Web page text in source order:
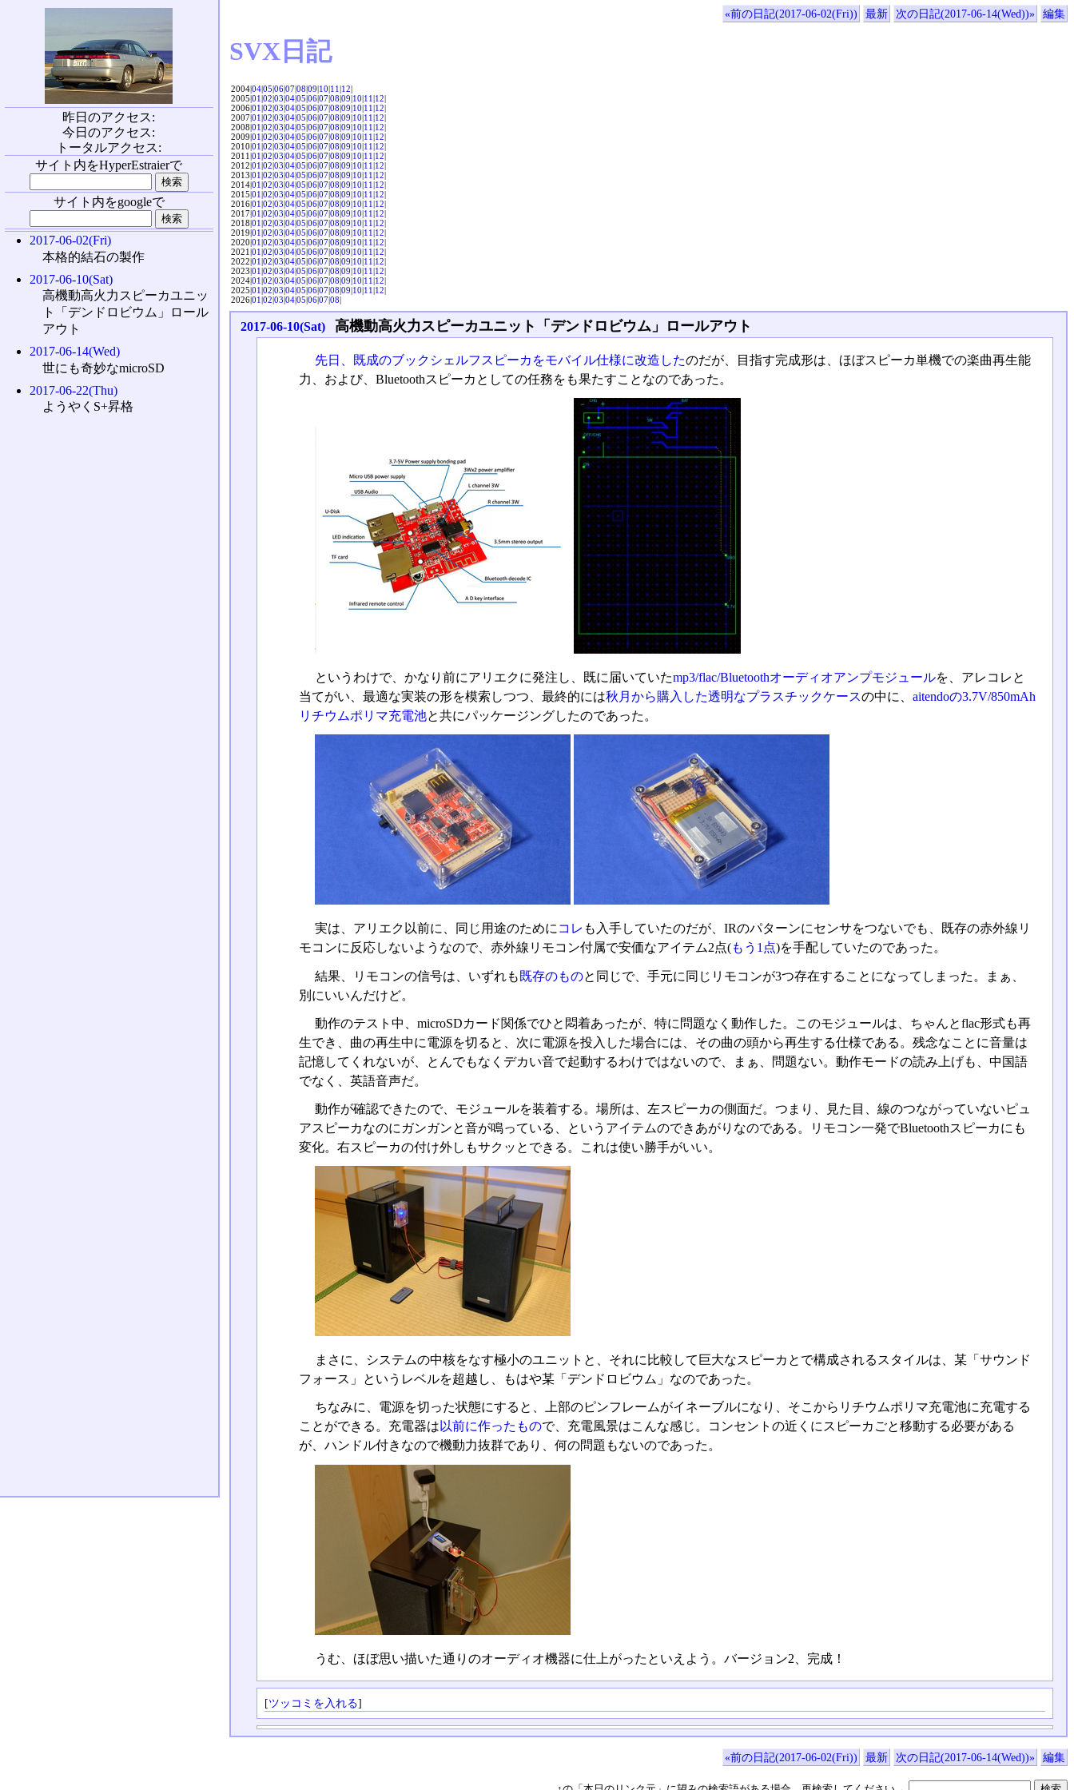
«前の日記(2017-06-02(Fri)) 最新 次の日記(2017-06-14(Wed))» 編集
SVX日記
2004|04|05|06|07|08|09|10|11|12|
2005|01|02|03|04|05|06|07|08|09|10|11|12|
2006|01|02|03|04|05|06|07|08|09|10|11|12|
2007|01|02|03|04|05|06|07|08|09|10|11|12|
2008|01|02|03|04|05|06|07|08|09|10|11|12|
2009|01|02|03|04|05|06|07|08|09|10|11|12|
2010|01|02|03|04|05|06|07|08|09|10|11|12|
2011|01|02|03|04|05|06|07|08|09|10|11|12|
2012|01|02|03|04|05|06|07|08|09|10|11|12|
2013|01|02|03|04|05|06|07|08|09|10|11|12|
2014|01|02|03|04|05|06|07|08|09|10|11|12|
2015|01|02|03|04|05|06|07|08|09|10|11|12|
2016|01|02|03|04|05|06|07|08|09|10|11|12|
2017|01|02|03|04|05|06|07|08|09|10|11|12|
2018|01|02|03|04|05|06|07|08|09|10|11|12|
2019|01|02|03|04|05|06|07|08|09|10|11|12|
2020|01|02|03|04|05|06|07|08|09|10|11|12|
2021|01|02|03|04|05|06|07|08|09|10|11|12|
2022|01|02|03|04|05|06|07|08|09|10|11|12|
2023|01|02|03|04|05|06|07|08|09|10|11|12|
2024|01|02|03|04|05|06|07|08|09|10|11|12|
2025|01|02|03|04|05|06|07|08|09|10|11|12|
2026|01|02|03|04|05|06|07|08|
2017-06-10(Sat) 高機動高火力スピーカユニット「デンドロビウム」ロールアウト
先日、既成のブックシェルフスピーカをモバイル仕様に改造したのだが、目指す完成形は、ほぼスピーカ単機での楽曲再生能
力、および、Bluetoothスピーカとしての任務をも果たすことなのであった。
というわけで、かなり前にアリエクに発注し、既に届いていたmp3/flac/Bluetoothオーディオアンプモジュールを、アレコレと
当てがい、最適な実装の形を模索しつつ、最終的には秋月から購入した透明なプラスチックケースの中に、 aitendoの3.7V/850mAh
リチウムポリマ充電池と共にパッケージングしたのであった。
実は、アリエク以前に、同じ用途のために コレ も入手していたのだが、IRのパターンにセンサをつないでも、既存の赤外線リ
モコンに反応しないようなので、赤外線リモコン付属で安価なアイテム2点(もう1点)を手配していたのであった。
結果、リモコンの信号は、いずれも 既存のものと同じで、手元に同じリモコンが3つ存在することになってしまった。まぁ、
別にいいんだけど。
動作のテスト中、microSDカード関係でひと悶着あったが、特に問題なく動作した。このモジュールは、ちゃんとflac形式も再
生でき、曲の再生中に電源を切ると、次に電源を投入した場合には、その曲の頭から再生する仕様である。残念なことに音量は
記憶してくれないが、とんでもなくデカい音で起動するわけではないので、まぁ、問題ない。動作モードの読み上げも、中国語
でなく、英語音声だ。
動作が確認できたので、モジュールを装着する。場所は、左スピーカの側面だ。つまり、見た目、線のつながっていないピュ
アスピーカなのにガンガンと音が鳴っている、というアイテムのできあがりなのである。リモコン一発でBluetoothスピーカにも
変化。右スピーカの付け外しもサクッとできる。これは使い勝手がいい。
まさに、システムの中核をなす極小のユニットと、それに比較して巨大なスピーカとで構成されるスタイルは、某「サウンド
フォース」というレベルを超越し、もはや某「デンドロビウム」なのであった。
ちなみに、電源を切った状態にすると、上部のピンフレームがイネーブルになり、そこからリチウムポリマ充電池に充電する
ことができる。充電器は以前に作ったもので、充電風景はこんな感じ。コンセントの近くにスピーカごと移動する必要がある
が、ハンドル付きなので機動力抜群であり、何の問題もないのであった。
うむ、ほぼ思い描いた通りのオーディオ機器に仕上がったといえよう。バージョン2、完成！
[ツッコミを入れる]
«前の日記(2017-06-02(Fri)) 最新 次の日記(2017-06-14(Wed))» 編集
昨日のアクセス:
今日のアクセス:
トータルアクセス:
サイト内をHyperEstraierで
サイト内をgoogleで
2017-06-02(Fri)
本格的結石の製作
2017-06-10(Sat)
高機動高火力スピーカユニッ
ト「デンドロビウム」ロール
アウト
2017-06-14(Wed)
世にも奇妙なmicroSD
2017-06-22(Thu)
ようやくS+昇格